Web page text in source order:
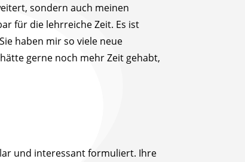
sondern auch meinen
für die lehrreiche Zeit. Es ist
haben mir so viele neue
gerne noch mehr Zeit gehabt,
und interessant formuliert. Ihre